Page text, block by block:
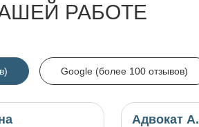
РАБОТЕ
Google (более 100 отзывов)
Адвокат А.